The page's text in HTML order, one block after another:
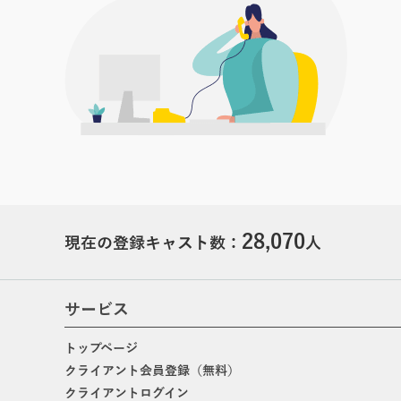
現在の登録キャスト数： 28,070人
サービス
トップページ
クライアント会員登録（無料）
クライアントログイン